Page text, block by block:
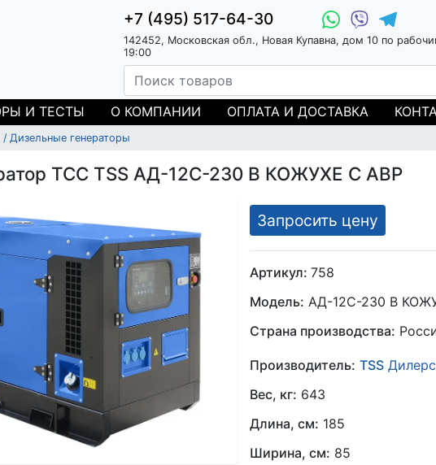
+7 (495) 517-64-30
142452, Московская обл., Новая Купавна, дом 10 по
19:00
И ТЕСТЫ О КОМПАНИИ ОПЛАТА И ДОСТАВКА
Дизельные генераторы
ТСС TSS АД-12С-230 В КОЖУХЕ С АВР
Запросить цену
Артикул: 758
Модель: АД-12С-230 В
Страна производства:
Производитель: TSS
Вес, кг: 643
Длина, см: 185
Ширина, см: 85